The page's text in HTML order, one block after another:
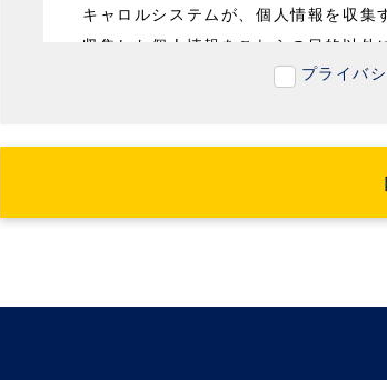
キャロルシステムが、個人情報を収集
収集した個人情報をこれらの目的以外
1. 当お問い合わせフォームに入力送
供いただくときは予め利用目的を明
プライバ